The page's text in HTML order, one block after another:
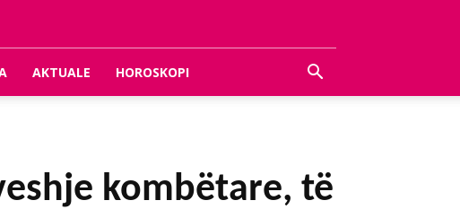
AKTUALE HOROSKOPI
kombëtare, të